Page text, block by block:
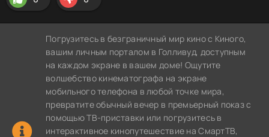
Погрузитесь в безграничный мир кино с Киного,
вашим личным порталом в Голливуд, доступным
на каждом экране в вашем доме! Ощутите
волшебство кинематографа на экране
мобильного телефона в любой точке мира,
превратите обычный вечер в премьерный показ с
помощью ТВ-приставки или погрузитесь в
интерактивное кинопутешествие на СмартТВ,